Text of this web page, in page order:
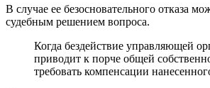
В случае ее безосновательного отказа
судебным решением вопроса.
Когда бездействие управляющей
приводит к порче общей
требовать компенсации